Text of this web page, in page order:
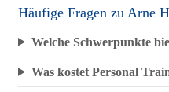
Häufige Fragen zu Arne
Welche Schwerpunkte
Was kostet Personal